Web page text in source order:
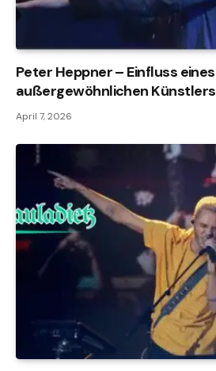
Peter Heppner – Einfluss eines
außergewöhnlichen Künstlers
April 7, 2026